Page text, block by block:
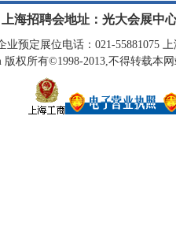
上海招聘会地址：光大会展中
业预定展位电话：021-55881075
版权所有©1998-2013,不得转载本